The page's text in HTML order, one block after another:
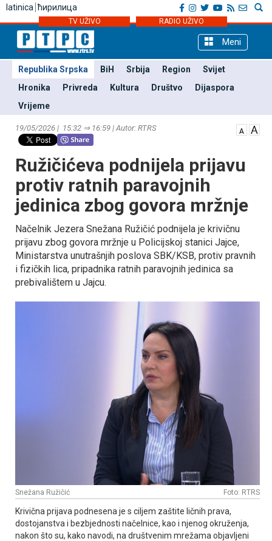
latinica ћирилица
TV UŽIVO RADIO UŽIVO
Meni
Republika Srpska BiH Srbija Region
Svijet
Hronika
Privreda Kultura Društvo
Dijaspora
Vrijeme
19/05/2026 | 15:32 ⇒ 16:59 | Autor: RTRS
Ružičićeva podnijela prijavu
protiv ratnih paravojnih
jedinica zbog govora mržnje
Načelnik Јezera Snežana Ružičić podnijela je krivičnu
prijavu zbog govora mržnje u Policijskoj stanici Јajce,
Ministarstva unutrašnjih poslova SBK/KSB, protiv pravnih
i fizičkih lica, pripadnika ratnih paravojnih jedinica sa
prebivalištem u Јajcu.
Snežana Ružičić Foto: RTRS
Krivična prijava podnesena je s ciljem zaštite ličnih prava,
dostojanstva i bezbjednosti načelnice, kao i njenog okruženja,
nakon što su, kako navodi, na društvenim mrežama objavljeni